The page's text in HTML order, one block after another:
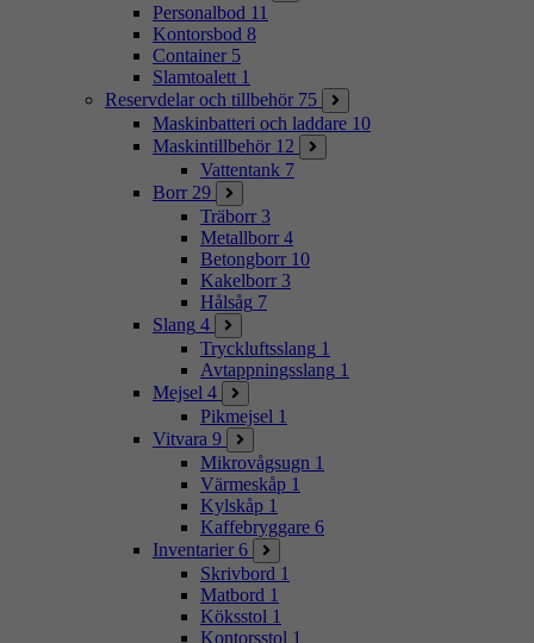
Personalbod 11
Kontorsbod 8
Container 5
Slamtoalett 1
Reservdelar och tillbehör 75
Maskinbatteri och laddare 10
Maskintillbehör 12
Vattentank 7
Borr 29
Träborr 3
Metallborr 4
Betongborr 10
Kakelborr 3
Hålsåg 7
Slang 4
Tryckluftsslang 1
Avtappningsslang 1
Mejsel 4
Pikmejsel 1
Vitvara 9
Mikrovågsugn 1
Värmeskåp 1
Kylskåp 1
Kaffebryggare 6
Inventarier 6
Skrivbord 1
Matbord 1
Köksstol 1
Kontorsstol 1